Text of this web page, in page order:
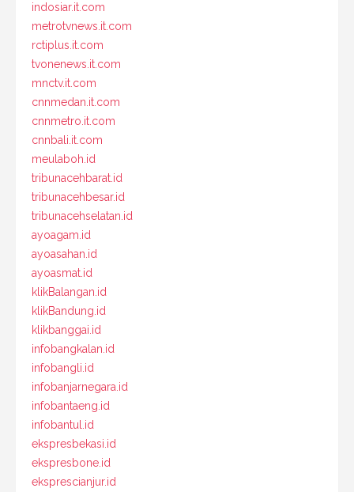
indosiar.it.com
metrotvnews.it.com
rctiplus.it.com
tvonenews.it.com
mnctv.it.com
cnnmedan.it.com
cnnmetro.it.com
cnnbali.it.com
meulaboh.id
tribunacehbarat.id
tribunacehbesar.id
tribunacehselatan.id
ayoagam.id
ayoasahan.id
ayoasmat.id
klikBalangan.id
klikBandung.id
klikbanggai.id
infobangkalan.id
infobangli.id
infobanjarnegara.id
infobantaeng.id
infobantul.id
ekspresbekasi.id
ekspresbone.id
eksprescianjur.id